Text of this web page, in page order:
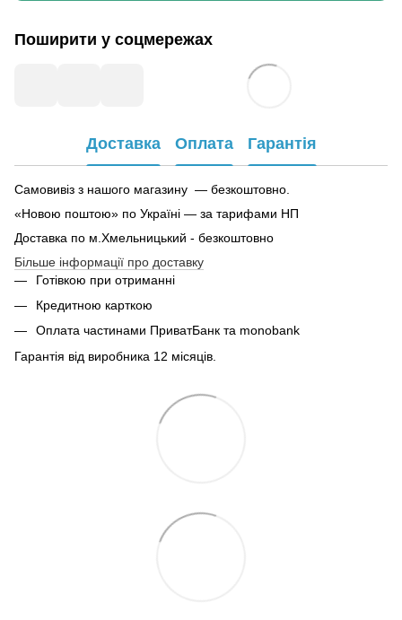
Поширити у соцмережах
Доставка Оплата Гарантія
Самовивіз з нашого магазину — безкоштовно.
«Новою поштою» по Україні — за тарифами НП
Доставка по м.Хмельницький - безкоштовно
Більше інформації про доставку
Готівкою при отриманні
Кредитною карткою
Оплата частинами ПриватБанк та monobank
Гарантія від виробника 12 місяців.